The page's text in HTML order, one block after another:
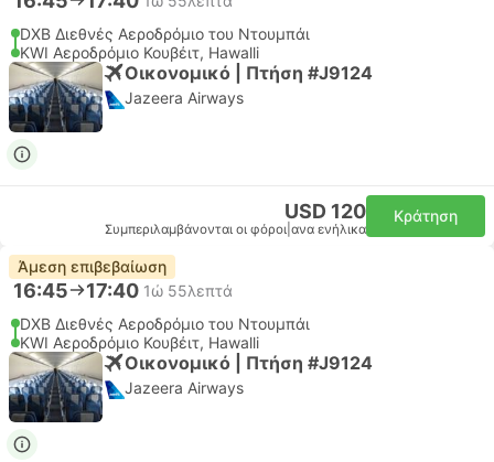
DXB Διεθνές Αεροδρόμιο του Ντουμπάι
KWI Αεροδρόμιο Κουβέιτ, Hawalli
Οικονομικό | Πτήση #J9124
Jazeera Airways
USD 120
Συμπεριλαμβάνονται οι φόροι ανα ενήλικα
Κράτηση
Άμεση επιβεβαίωση
16:45 17:40 1ώ 55λεπτά
DXB Διεθνές Αεροδρόμιο του Ντουμπάι
KWI Αεροδρόμιο Κουβέιτ, Hawalli
Οικονομικό | Πτήση #J9124
Jazeera Airways